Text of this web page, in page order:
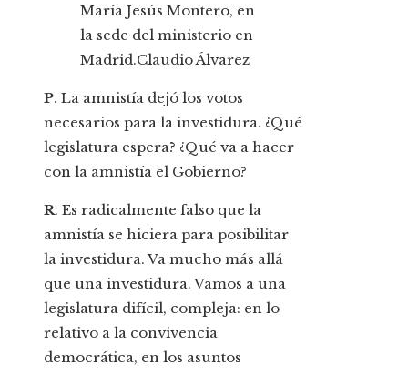
María Jesús Montero, en
la sede del ministerio en
Madrid.Claudio Álvarez
P. La amnistía dejó los votos
necesarios para la investidura. ¿Qué
legislatura espera? ¿Qué va a hacer
con la amnistía el Gobierno?
R. Es radicalmente falso que la
amnistía se hiciera para posibilitar
la investidura. Va mucho más allá
que una investidura. Vamos a una
legislatura difícil, compleja: en lo
relativo a la convivencia
democrática, en los asuntos